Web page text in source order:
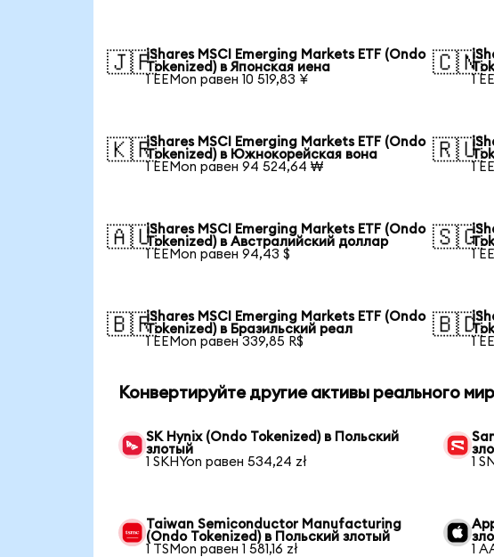
🇯🇵iShares MSCI Emerging Markets ETF (Ondo
Tokenized) в Японская иена
1 EEMon равен 10 519,83 ¥
🇨🇳
1
🇰🇷iShares MSCI Emerging Markets ETF (Ondo
Tokenized) в Южнокорейская вона
1 EEMon равен 94 524,64 ₩
🇷🇺
1
🇦🇺iShares MSCI Emerging Markets ETF (Ondo
Tokenized) в Австралийский доллар
1 EEMon равен 94,43 $
🇸🇬
1
🇧🇷iShares MSCI Emerging Markets ETF (Ondo
Tokenized) в Бразильский реал
1 EEMon равен 339,85 R$
🇧🇩
1
Конвертируйте другие активы реального
SK Hynix (Ondo Tokenized) в Польский
злотый
1 SKHYon равен 534,24 zł
1
Taiwan Semiconductor Manufacturing
(Ondo Tokenized) в Польский злотый
1 TSMon равен 1 581,16 zł
1